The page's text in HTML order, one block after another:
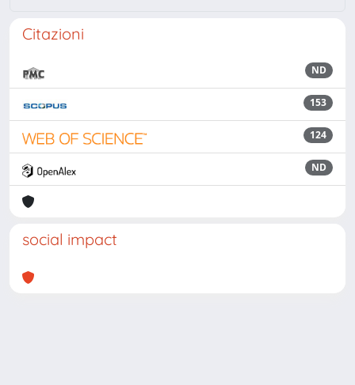
Citazioni
ND
153
124
ND
social impact